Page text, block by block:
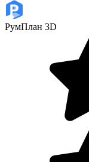
РумПлан 3D